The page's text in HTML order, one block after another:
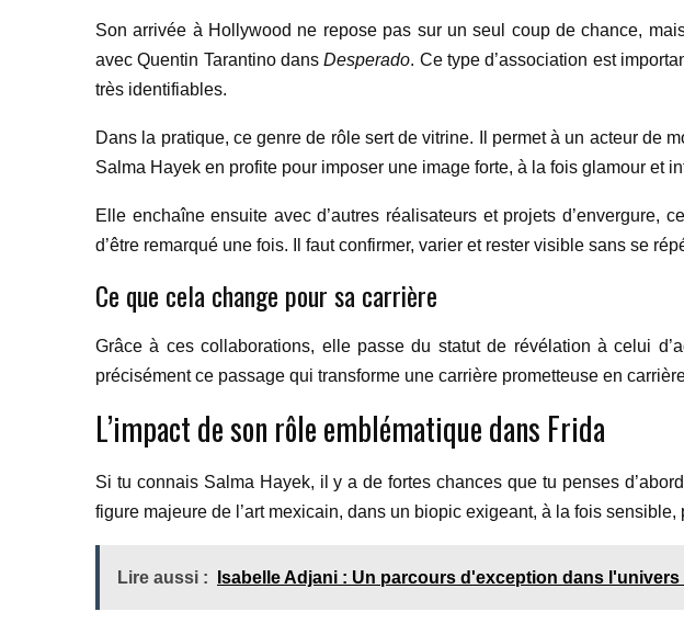
Son arrivée à Hollywood ne repose pas sur un seul coup de chance,
avec Quentin Tarantino dansDesperado. Ce type d’association est
très identifiables.
Dans la pratique, ce genre de rôle sert de vitrine. Il permet à un acteur de
Salma Hayek en profite pour imposer une image forte, à la fois glamour et
Elle enchaîne ensuite avec d’autres réalisateurs et projets
d’être remarqué une fois. Il faut confirmer, varier et rester visible sans se
Ce que cela change pour sa carrière
Grâce à ces collaborations, elle passe du statut de révélation à celui
précisément ce passage qui transforme une carrière prometteuse en
L’impact de son rôle emblématique dans Frida
Si tu connais Salma Hayek, il y a de fortes chances que tu penses
figure majeure de l’art mexicain, dans un biopic exigeant, à la fois
Lire aussi : Isabelle Adjani : Un parcours d'exception dans l'univers